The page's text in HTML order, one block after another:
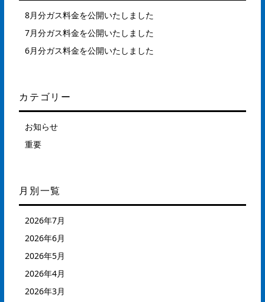
8月分ガス料金を公開いたしました
7月分ガス料金を公開いたしました
6月分ガス料金を公開いたしました
カテゴリー
お知らせ
重要
月別一覧
2026年7月
2026年6月
2026年5月
2026年4月
2026年3月